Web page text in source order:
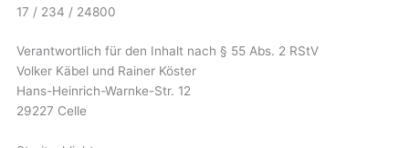
17 / 234 / 24800
Verantwortlich für den Inhalt nach § 55 Abs. 2 RStV
Volker Käbel und Rainer Köster
Hans-Heinrich-Warnke-Str. 12
29227 Celle